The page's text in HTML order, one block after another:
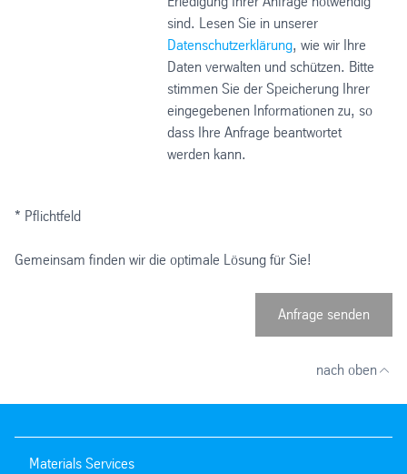
sind. Lesen Sie in unserer
Datenschutzerklärung, wie wir Ihre
Daten verwalten und schützen. Bitte
stimmen Sie der Speicherung Ihrer
eingegebenen Informationen zu, so
dass Ihre Anfrage beantwortet
werden kann.
* Pflichtfeld
Gemeinsam finden wir die optimale Lösung für Sie!
Anfrage senden
nach oben
Materials Services